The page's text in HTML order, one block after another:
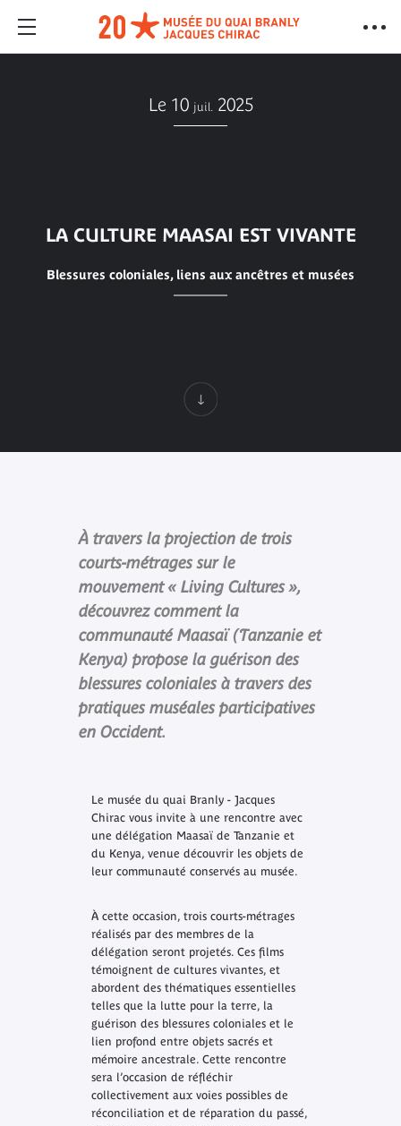
Le 10 juil. 2025
LA CULTURE MAASAI EST VIVANTE
Blessures coloniales, liens aux ancêtres et musées
À travers la projection de trois
courts-métrages sur le
mouvement « Living Cultures »,
découvrez comment la
communauté Maasaï (Tanzanie et
Kenya) propose la guérison des
blessures coloniales à travers des
pratiques muséales participatives
en Occident.
Le musée du quai Branly - Jacques
Chirac vous invite à une rencontre avec
une délégation Maasaï de Tanzanie et
du Kenya, venue découvrir les objets de
leur communauté conservés au musée.
À cette occasion, trois courts-métrages
réalisés par des membres de la
délégation seront projetés. Ces films
témoignent de cultures vivantes, et
abordent des thématiques essentielles
telles que la lutte pour la terre, la
guérison des blessures coloniales et le
lien profond entre objets sacrés et
mémoire ancestrale. Cette rencontre
sera l’occasion de réfléchir
collectivement aux voies possibles de
réconciliation et de réparation du passé,